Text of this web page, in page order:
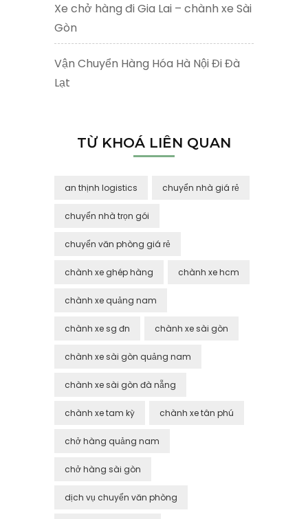
Xe chở hàng đi Gia Lai – chành xe Sài
Gòn
Vận Chuyển Hàng Hóa Hà Nội Đi Đà
Lạt
TỪ KHOÁ LIÊN QUAN
an thịnh logistics chuyển nhà giá rẻ
chuyển nhà trọn gói
chuyển văn phòng giá rẻ
chành xe ghép hàng chành xe hcm
chành xe quảng nam
chành xe sg đn chành xe sài gòn
chành xe sài gòn quảng nam
chành xe sài gòn đà nẵng
chành xe tam kỳ chành xe tân phú
chở hàng quảng nam
chở hàng sài gòn
dịch vụ chuyển văn phòng